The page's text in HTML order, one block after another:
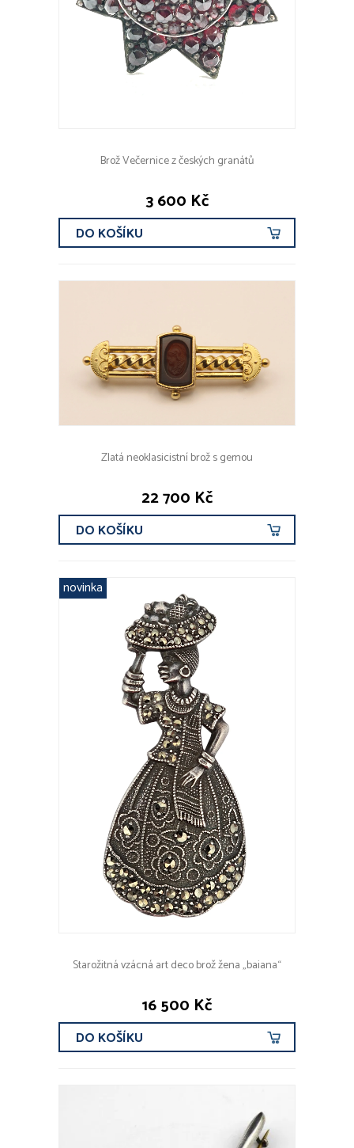
Brož Večernice z českých granátů
3 600 Kč
DO KOŠÍKU
Zlatá neoklasicistní brož s gemou
22 700 Kč
DO KOŠÍKU
novinka
Starožitná vzácná art deco brož žena „baiana“
16 500 Kč
DO KOŠÍKU